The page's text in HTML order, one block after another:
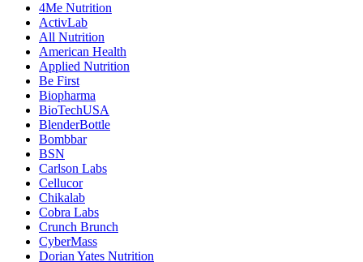
4Me Nutrition
ActivLab
All Nutrition
American Health
Applied Nutrition
Be First
Biopharma
BioTechUSA
BlenderBottle
Bombbar
BSN
Carlson Labs
Cellucor
Chikalab
Cobra Labs
Crunch Brunch
CyberMass
Dorian Yates Nutrition